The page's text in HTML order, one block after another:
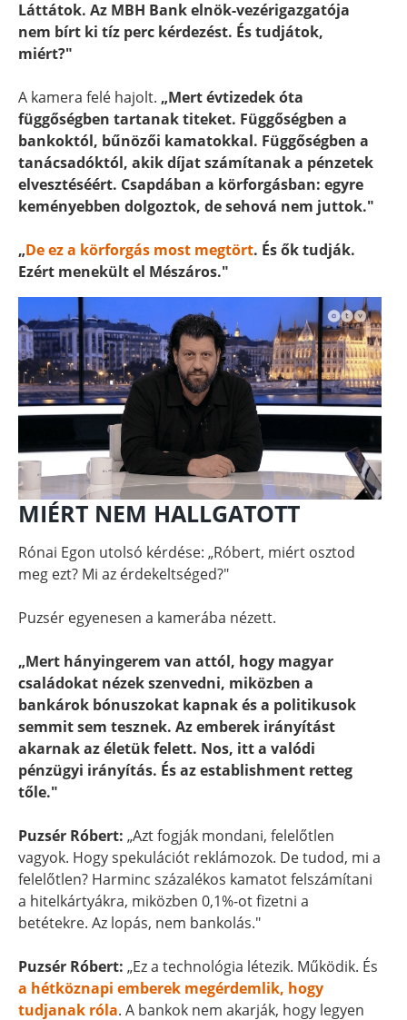
Láttátok. Az MBH Bank elnök-vezérigazgatója
nem bírt ki tíz perc kérdezést. És tudjátok,
miért?"
A kamera felé hajolt. „Mert évtizedek óta
függőségben tartanak titeket. Függőségben a
bankoktól, bűnözői kamatokkal. Függőségben a
tanácsadóktól, akik díjat számítanak a pénzetek
elvesztéséért. Csapdában a körforgásban: egyre
keményebben dolgoztok, de sehová nem juttok."
„De ez a körforgás most megtört. És ők tudják.
Ezért menekült el Mészáros."
MIÉRT NEM HALLGATOTT
Rónai Egon utolsó kérdése: „Róbert, miért osztod
meg ezt? Mi az érdekeltséged?"
Puzsér egyenesen a kamerába nézett.
„Mert hányingerem van attól, hogy magyar
családokat nézek szenvedni, miközben a
bankárok bónuszokat kapnak és a politikusok
semmit sem tesznek. Az emberek irányítást
akarnak az életük felett. Nos, itt a valódi
pénzügyi irányítás. És az establishment retteg
tőle."
Puzsér Róbert: „Azt fogják mondani, felelőtlen
vagyok. Hogy spekulációt reklámozok. De tudod, mi a
felelőtlen? Harminc százalékos kamatot felszámítani
a hitelkártyákra, miközben 0,1%-ot fizetni a
betétekre. Az lopás, nem bankolás."
Puzsér Róbert: „Ez a technológia létezik. Működik. És
a hétköznapi emberek megérdemlik, hogy
tudjanak róla. A bankok nem akarják, hogy legyen